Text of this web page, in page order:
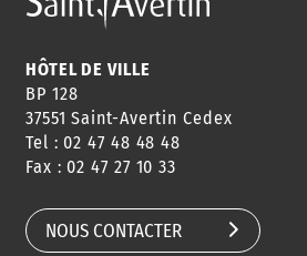
ANNUAIRE
HORAIRES
CONSEILS
DE QUARTIER
HÔTEL DE VILLE
BP 128
37551 Saint-Avertin Cedex
Tel : 02 47 48 48 48
Fax : 02 47 27 10 33
NOUS CONTACTER